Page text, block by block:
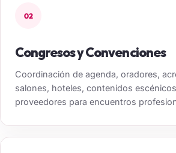
02
Congresos y Convenciones
Coordinación de agenda, oradores,
salones, hoteles, contenidos
proveedores para encuentros